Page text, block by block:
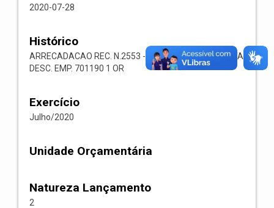
2020-07-28
Histórico
ARRECADACAO REC. N.2553 -- 1118.02.3.1.00-RECEITA
DESC. EMP. 701190 1 OR
Exercício
Julho/2020
Unidade Orçamentária
Natureza Lançamento
2